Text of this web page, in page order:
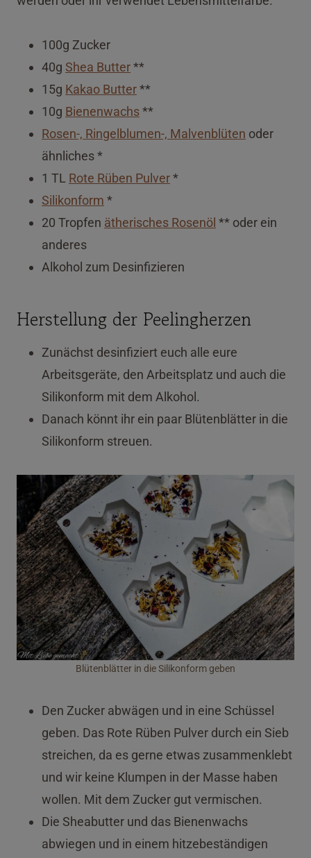
100g Zucker
40g Shea Butter**
15g Kakao Butter**
10g Bienenwachs**
Rosen-, Ringelblumen-, Malvenblüten oder
ähnliches *
1 TL Rote Rüben Pulver*
Silikonform *
20 Tropfen ätherisches Rosenöl ** oder ein
anderes
Alkohol zum Desinfizieren
Herstellung der Peelingherzen
Zunächst desinfiziert euch alle eure
Arbeitsgeräte, den Arbeitsplatz und auch die
Silikonform mit dem Alkohol.
Danach könnt ihr ein paar Blütenblätter in die
Silikonform streuen.
Blütenblätter in die Silikonform geben
Den Zucker abwägen und in eine Schüssel
geben. Das Rote Rüben Pulver durch ein Sieb
streichen, da es gerne etwas zusammenklebt
und wir keine Klumpen in der Masse haben
wollen. Mit dem Zucker gut vermischen.
Die Sheabutter und das Bienenwachs
abwiegen und in einem hitzebeständigen